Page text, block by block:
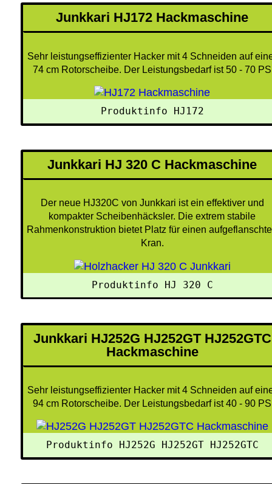
Junkkari HJ172 Hackmaschine
Sehr leistungseffizienter Hacker mit 4 Schneiden auf
74 cm Rotorscheibe. Der Leistungsbedarf ist 50 - 70 PS
Produktinfo HJ172
Junkkari HJ 320 C Hackmaschine
Der neue HJ320C von Junkkari ist ein effektiver und
kompakter Scheibenhäcksler. Die extrem stabile
Rahmenkonstruktion bietet Platz für einen
Kran.
Produktinfo HJ 320 C
Junkkari HJ252G HJ252GT HJ252GTC
Hackmaschine
Sehr leistungseffizienter Hacker mit 4 Schneiden auf
94 cm Rotorscheibe. Der Leistungsbedarf ist 40 - 90 PS
Produktinfo HJ252G HJ252GT HJ252GTC